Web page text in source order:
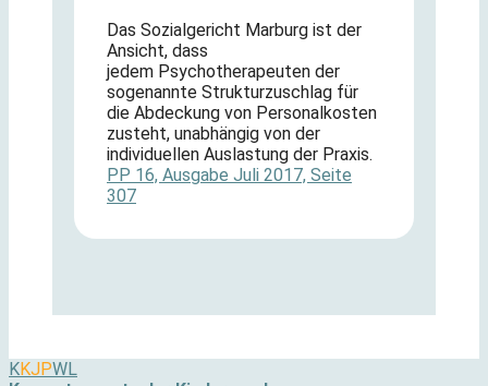
Das Sozialgericht Marburg ist der
Ansicht, dass
jedem Psychotherapeuten der
sogenannte Strukturzuschlag für
die Abdeckung von Personalkosten
zusteht, unabhängig von der
individuellen Auslastung der Praxis.
PP 16, Ausgabe Juli 2017, Seite
307
KKJPWL